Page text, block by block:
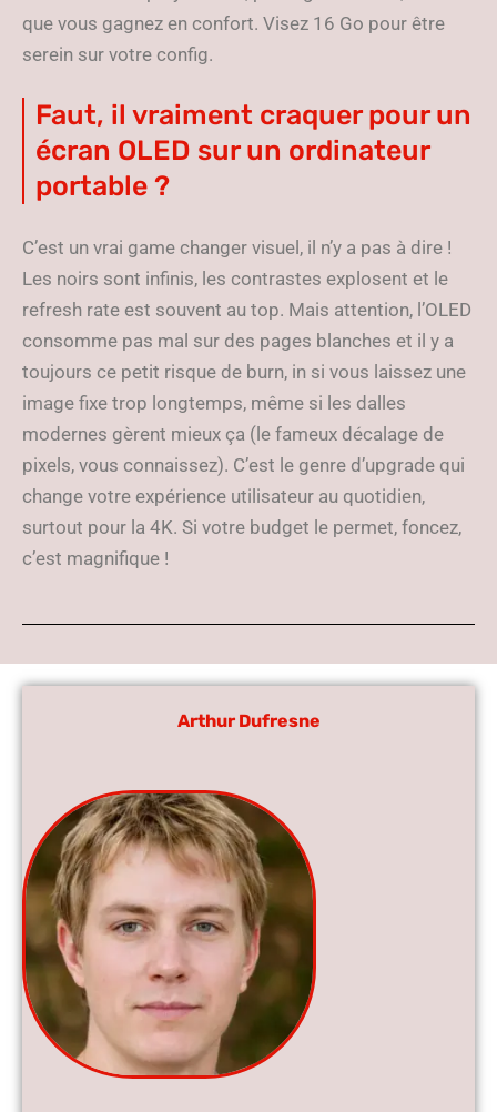
que vous gagnez en confort. Visez 16 Go pour être
serein sur votre config.
Faut, il vraiment craquer pour un
écran OLED sur un ordinateur
portable ?
C’est un vrai game changer visuel, il n’y a pas à dire !
Les noirs sont infinis, les contrastes explosent et le
refresh rate est souvent au top. Mais attention, l’OLED
consomme pas mal sur des pages blanches et il y a
toujours ce petit risque de burn, in si vous laissez une
image fixe trop longtemps, même si les dalles
modernes gèrent mieux ça (le fameux décalage de
pixels, vous connaissez). C’est le genre d’upgrade qui
change votre expérience utilisateur au quotidien,
surtout pour la 4K. Si votre budget le permet, foncez,
c’est magnifique !
Arthur Dufresne